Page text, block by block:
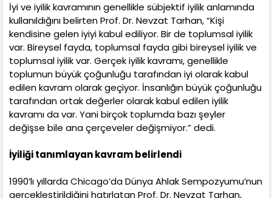
İyi ve iyilik kavramının genellikle sübjektif iyilik anlamında
kullanıldığını belirten Prof. Dr. Nevzat Tarhan, “Kişi
kendisine gelen iyiyi kabul ediliyor. Bir de toplumsal iyilik
var. Bireysel fayda, toplumsal fayda gibi bireysel iyilik ve
toplumsal iyilik var. Gerçek iyilik kavramı, genellikle
toplumun büyük çoğunluğu tarafından iyi olarak kabul
edilen kavram olarak geçiyor. İnsanlığın büyük çoğunluğu
tarafından ortak değerler olarak kabul edilen iyilik
kavramı da var. Yani birçok toplumda bazı şeyler
değişse bile ana çerçeveler değişmiyor.” dedi.
İyiliği tanımlayan kavram belirlendi
1990’lı yıllarda Chicago’da Dünya Ahlak Sempozyumu’nun
gerçekleştirildiğini hatırlatan Prof. Dr. Nevzat Tarhan,